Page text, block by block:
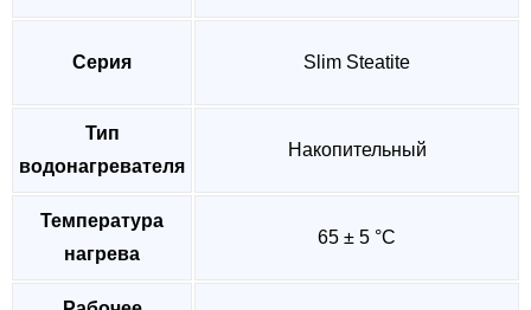
Серия Slim Steatite
Тип
водонагревателя
Накопительный
Температура
нагрева
65 ± 5 °C